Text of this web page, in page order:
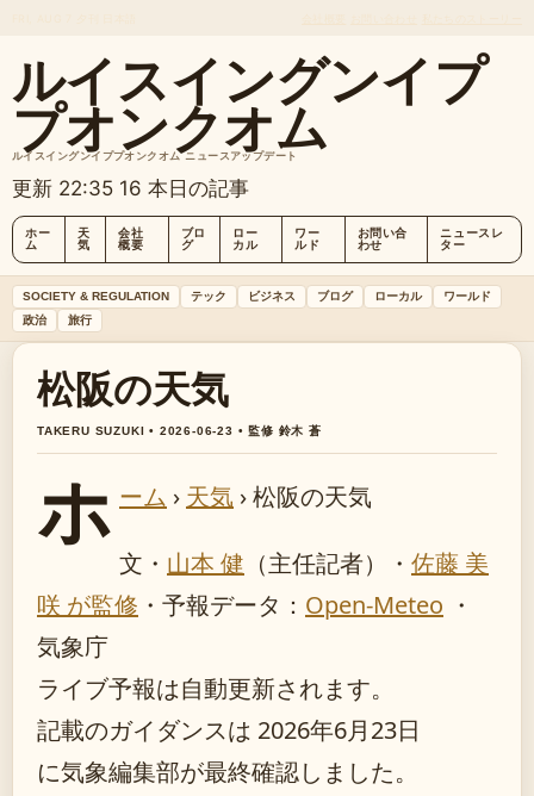
ルイスイングンイプ
プオンクオム
ルイスイングンイププオンクオム ニュースアップデート
更新 22:35 16 本日の記事
ホー
ム
天
気
会社
概要
ブロ
グ
ロー
カル
ワー
ルド
お問い合
わせ
ニュースレ
ター
SOCIETY & REGULATION テック ビジネス ブログ ローカル
ワールド
政治
旅行
松阪の天気
TAKERU SUZUKI • 2026-06-23 • 監修 鈴木 蒼
ホ ーム › 天気 ›松阪の天気
文・ 山本 健 （主任記者） ・ 佐藤 美
咲 が監修 ・ 予報データ： Open-Meteo ・
気象庁
ライブ予報は自動更新されます。
記載のガイダンスは 2026年6月23日
に気象編集部が最終確認しました。